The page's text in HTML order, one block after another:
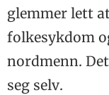
Humørfylt
En solid
Et solid og
SAKSET FRA FORSKNING
Pasientene
Fastlegers
21 pst.
LEGEFORENINGENS
FAGGRUPPER
glemmer lett
folkesykdom
nordmenn.
seg selv.